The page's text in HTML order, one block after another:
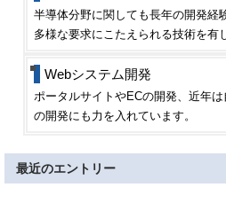
半導体分野に関しても長年の開発経
多様な要求にこたえられる技術を有
Webシステム開発
ポータルサイトやECの開発、近年
の開発にも力を入れています。
最近のエントリー